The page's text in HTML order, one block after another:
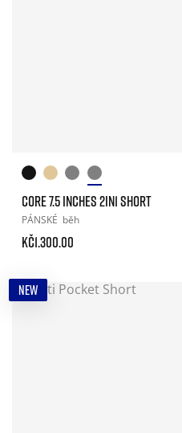
CORE 7.5 INCHES 2IN1 SHORT
PÁNSKÉ běh
Kč1.300.00
NEW